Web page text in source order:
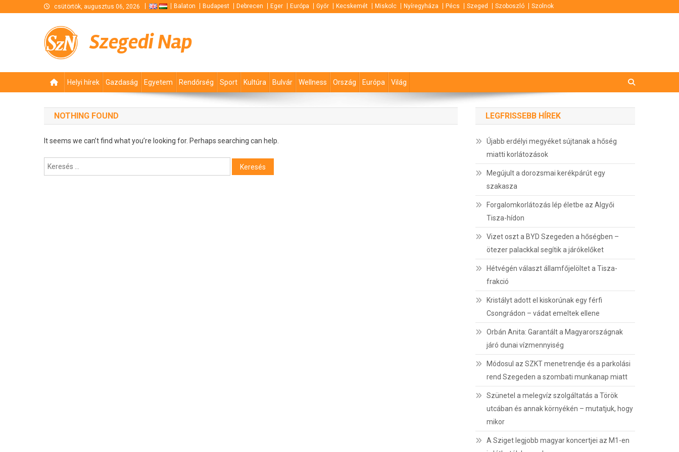
csütörtök, augusztus 06, 2026 Balaton Budapest Debrecen Eger Európa Győr Kecskemét Miskolc Nyíregyháza Pécs Szeged Szoboszló Szolnok
Szegedi Nap
Helyi hírek Gazdaság Egyetem Rendőrség Sport Kultúra Bulvár Wellness Ország Európa Világ
NOTHING FOUND
It seems we can’t find what you’re looking for. Perhaps searching can help.
Keresés:
LEGFRISSEBB HÍREK
Újabb erdélyi megyéket sújtanak a hőség
miatti korlátozások
Megújult a dorozsmai kerékpárút egy
szakasza
Forgalomkorlátozás lép életbe az Algyői
Tisza-hídon
Vizet oszt a BYD Szegeden a hőségben –
ötezer palackkal segítik a járókelőket
Hétvégén választ államfőjelöltet a Tisza-
frakció
Kristályt adott el kiskorúnak egy férfi
Csongrádon – vádat emeltek ellene
Orbán Anita: Garantált a Magyarországnak
járó dunai vízmennyiség
Módosul az SZKT menetrendje és a parkolási
rend Szegeden a szombati munkanap miatt
Szünetel a melegvíz szolgáltatás a Török
utcában és annak környékén – mutatjuk, hogy
mikor
A Sziget legjobb magyar koncertjei az M1-en